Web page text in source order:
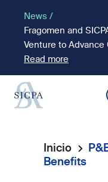
contenido
principal
News /
Fragomen and
Venture to
Read more
Ruta
Inicio
Benefits